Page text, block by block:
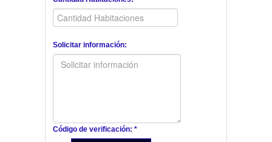
Solicitar información:
Código de verificación: *